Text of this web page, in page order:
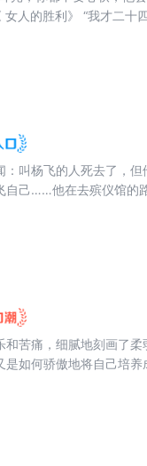
人的胜利》 “我才二十
我想这是现实生活给
——余华
：叫杨飞的人死去了，
自己……他在去殡仪馆的
苦痛，细腻地刻画了
如何骄傲地将自己培
、结集、拼嵌完整，